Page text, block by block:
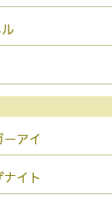
ーアイ
ナイト